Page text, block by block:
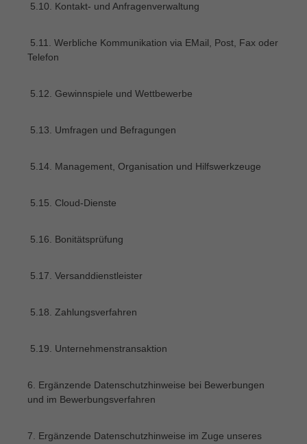
5.10. Kontakt- und Anfragenverwaltung
5.11. Werbliche Kommunikation via EMail, Post, Fax oder
Telefon
5.12. Gewinnspiele und Wettbewerbe
5.13. Umfragen und Befragungen
5.14. Management, Organisation und Hilfswerkzeuge
5.15. Cloud-Dienste
5.16. Bonitätsprüfung
5.17. Versanddienstleister
5.18. Zahlungsverfahren
5.19. Unternehmenstransaktion
6. Ergänzende Datenschutzhinweise bei Bewerbungen
und im Bewerbungsverfahren
7. Ergänzende Datenschutzhinweise im Zuge unseres